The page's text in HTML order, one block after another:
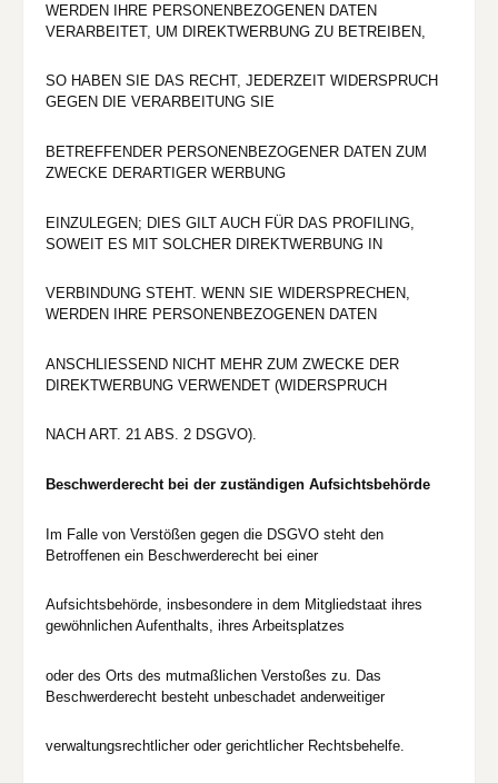
WERDEN IHRE PERSONENBEZOGENEN DATEN
VERARBEITET, UM DIREKTWERBUNG ZU BETREIBEN,
SO HABEN SIE DAS RECHT, JEDERZEIT WIDERSPRUCH
GEGEN DIE VERARBEITUNG SIE
BETREFFENDER PERSONENBEZOGENER DATEN ZUM
ZWECKE DERARTIGER WERBUNG
EINZULEGEN; DIES GILT AUCH FÜR DAS PROFILING,
SOWEIT ES MIT SOLCHER DIREKTWERBUNG IN
VERBINDUNG STEHT. WENN SIE WIDERSPRECHEN,
WERDEN IHRE PERSONENBEZOGENEN DATEN
ANSCHLIESSEND NICHT MEHR ZUM ZWECKE DER
DIREKTWERBUNG VERWENDET (WIDERSPRUCH
NACH ART. 21 ABS. 2 DSGVO).
Beschwerderecht bei der zuständigen Aufsichtsbehörde
Im Falle von Verstößen gegen die DSGVO steht den
Betroffenen ein Beschwerderecht bei einer
Aufsichtsbehörde, insbesondere in dem Mitgliedstaat ihres
gewöhnlichen Aufenthalts, ihres Arbeitsplatzes
oder des Orts des mutmaßlichen Verstoßes zu. Das
Beschwerderecht besteht unbeschadet anderweitiger
verwaltungsrechtlicher oder gerichtlicher Rechtsbehelfe.